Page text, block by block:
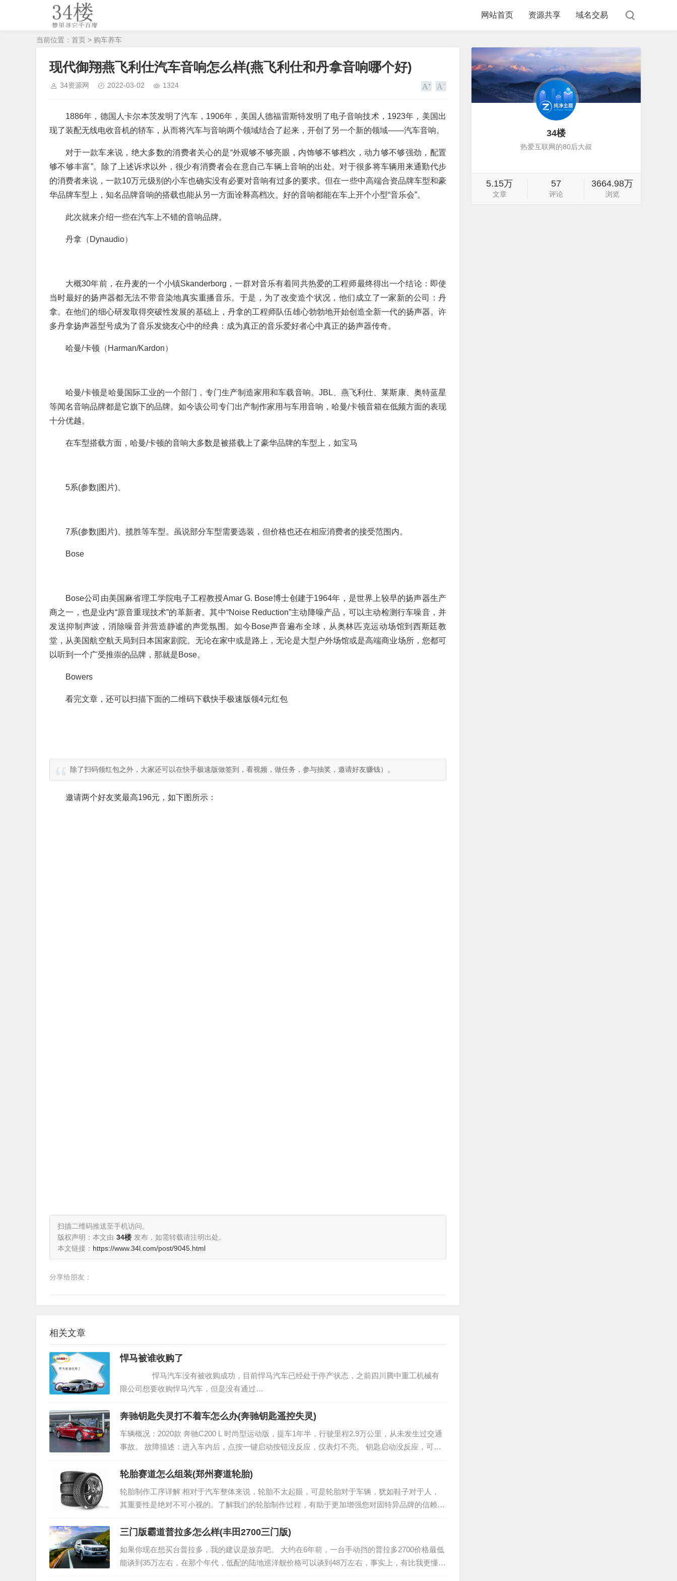
网站首页 资源共享 域名交易
当前位置： 首页 > 购车养车
现代御翔燕飞利仕汽车音响怎么样(燕飞利仕和丹拿音响哪个好)
34资源网 2022-03-02 1324
1886年，德国人卡尔本茨发明了汽车，1906年，美国人德福雷斯特发明了电子音响技术，1923年，美国出
现了装配无线电收音机的轿车，从而将汽车与音响两个领域结合了起来，开创了另一个新的领域——汽车音响。
对于一款车来说，绝大多数的消费者关心的是“外观够不够亮眼，内饰够不够档次，动力够不够强劲，配置
够不够丰富”。除了上述诉求以外，很少有消费者会在意自己车辆上音响的出处。对于很多将车辆用来通勤代步
的消费者来说，一款10万元级别的小车也确实没有必要对音响有过多的要求。但在一些中高端合资品牌车型和豪
华品牌车型上，知名品牌音响的搭载也能从另一方面诠释高档次。好的音响都能在车上开个小型“音乐会”。
此次就来介绍一些在汽车上不错的音响品牌。
丹拿（Dynaudio）
大概30年前，在丹麦的一个小镇Skanderborg，一群对音乐有着同共热爱的工程师最终得出一个结论：即使
当时最好的扬声器都无法不带音染地真实重播音乐。于是，为了改变造个状况，他们成立了一家新的公司：丹
拿。在他们的细心研发取得突破性发展的基础上，丹拿的工程师队伍雄心勃勃地开始创造全新一代的扬声器。许
多丹拿扬声器型号成为了音乐发烧友心中的经典：成为真正的音乐爱好者心中真正的扬声器传奇。
哈曼/卡顿（Harman/Kardon）
哈曼/卡顿是哈曼国际工业的一个部门，专门生产制造家用和车载音响。JBL、燕飞利仕、莱斯康、奥特蓝星
等闻名音响品牌都是它旗下的品牌。如今该公司专门出产制作家用与车用音响，哈曼/卡顿音箱在低频方面的表现
十分优越。
在车型搭载方面，哈曼/卡顿的音响大多数是被搭载上了豪华品牌的车型上，如宝马
5系(参数|图片)、
7系(参数|图片)、揽胜等车型。虽说部分车型需要选装，但价格也还在相应消费者的接受范围内。
Bose
Bose公司由美国麻省理工学院电子工程教授Amar G. Bose博士创建于1964年，是世界上较早的扬声器生产
商之一，也是业内“原音重现技术”的革新者。其中“Noise Reduction”主动降噪产品，可以主动检测行车噪音，并
发送抑制声波，消除噪音并营造静谧的声觉氛围。如今Bose声音遍布全球，从奥林匹克运动场馆到西斯廷教
堂，从美国航空航天局到日本国家剧院。无论在家中或是路上，无论是大型户外场馆或是高端商业场所，您都可
以听到一个广受推崇的品牌，那就是Bose。
Bowers
看完文章，还可以扫描下面的二维码下载快手极速版领4元红包
除了扫码领红包之外，大家还可以在快手极速版做签到，看视频，做任务，参与抽奖，邀请好友赚钱）。
邀请两个好友奖最高196元，如下图所示：
扫描二维码推送至手机访问。
版权声明：本文由 34楼 发布，如需转载请注明出处。
本文链接： https://www.34l.com/post/9045.html
分享给朋友：
相关文章
悍马被谁收购了
悍马汽车没有被收购成功，目前悍马汽车已经处于停产状态，之前四川腾中重工机械有
限公司想要收购悍马汽车，但是没有通过…
奔驰钥匙失灵打不着车怎么办(奔驰钥匙遥控失灵)
车辆概况：2020款 奔驰C200 L 时尚型运动版，提车1年半，行驶里程2.9万公里，从未发生过交通
事故。 故障描述：进入车内后，点按一键启动按钮没反应，仪表灯不亮。 钥匙启动没反应，可能
有以下几个原因…
轮胎赛道怎么组装(郑州赛道轮胎)
轮胎制作工序详解 相对于汽车整体来说，轮胎不太起眼，可是轮胎对于车辆，犹如鞋子对于人，
其重要性是绝对不可小视的。了解我们的轮胎制作过程，有助于更加增强您对固特异品牌的信赖。
工序一：密炼工序…
三门版霸道普拉多怎么样(丰田2700三门版)
如果你现在想买台普拉多，我的建议是放弃吧。 大约在6年前，一台手动挡的普拉多2700价格最低
能谈到35万左右，在那个年代，低配的陆地巡洋舰价格可以谈到48万左右，事实上，有比我更懂这
些车的前辈告诉我，这些甚至都不是它们的价格洼地…
34楼
热爱互联网的80后大叔
5.15万
文章
57
评论
3664.98万
浏览